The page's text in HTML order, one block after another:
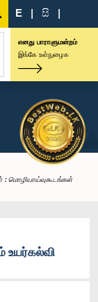
E | සි |
எனது பாராளுமன்றம்
இங்கே உள்நுழைக
: மொழியாய்வுகூடங்கள்
உயர்கல்வி